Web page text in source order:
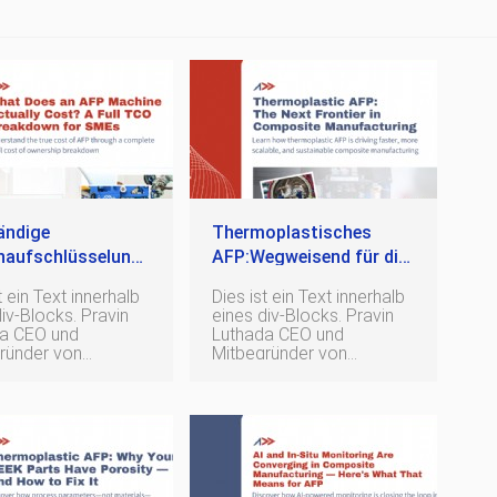
der
ein Text innerhalb
Pravin
von
Blogs
aus einer
Karriere
fortschrittlicher
Thermoplastisches
AFP:Wegweisend für die
Verbundwerkstoffherstellung
Dies ist ein Text innerhalb
eines div-Blocks. Pravin
Luthada CEO und
Mitbegründer von
Addcomposites-Blogs
Erkenntnisse aus einer
herausragenden Karriere
im Bereich fortschrittlicher